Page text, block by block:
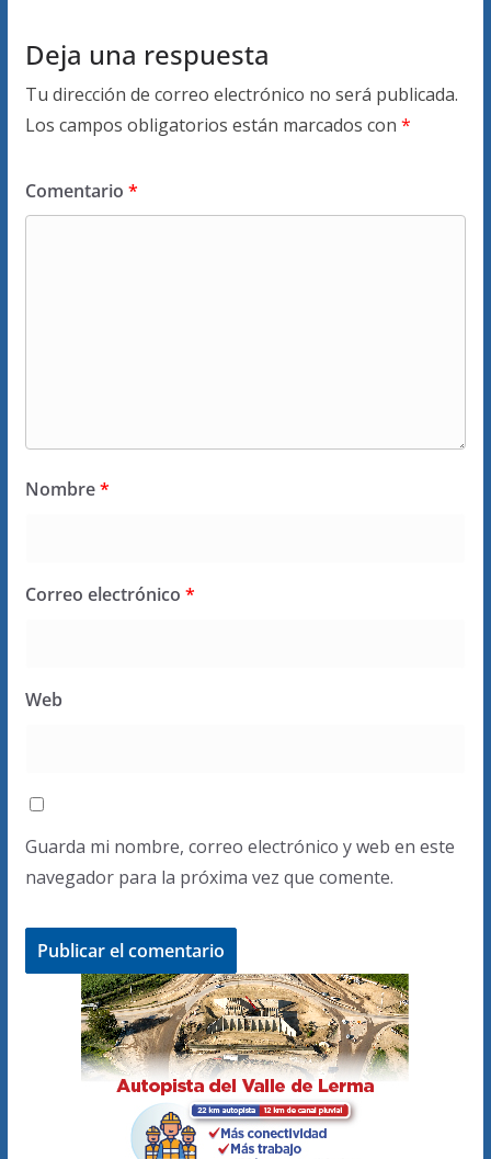
Deja una respuesta
Tu dirección de correo electrónico no será publicada.
Los campos obligatorios están marcados con *
Comentario *
Nombre*
Correo electrónico *
Web
Guarda mi nombre, correo electrónico y web en este
navegador para la próxima vez que comente.